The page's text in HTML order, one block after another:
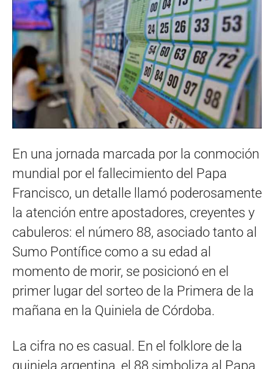
En una jornada marcada por la conmoción
mundial por el fallecimiento del Papa
Francisco, un detalle llamó poderosamente
la atención entre apostadores, creyentes y
cabuleros: el número 88, asociado tanto al
Sumo Pontífice como a su edad al
momento de morir, se posicionó en el
primer lugar del sorteo de la Primera de la
mañana en la Quiniela de Córdoba.
La cifra no es casual. En el folklore de la
quiniela argentina, el 88 simboliza al Papa